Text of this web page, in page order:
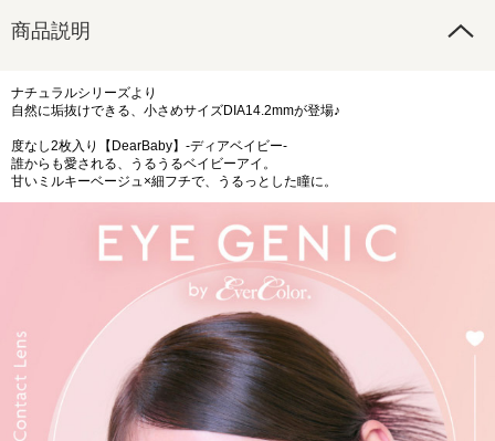
商品説明
ナチュラルシリーズより
自然に垢抜けできる、小さめサイズDIA14.2mmが登場♪
度なし2枚入り【DearBaby】-ディアベイビー-
誰からも愛される、うるうるベイビーアイ。
甘いミルキーベージュ×細フチで、うるっとした瞳に。